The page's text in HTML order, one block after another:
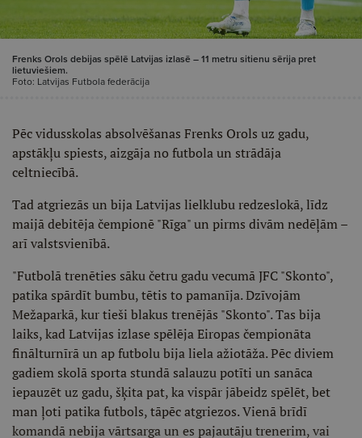
Frenks Orols debijas spēlē Latvijas izlasē – 11 metru sitienu sērija pret
lietuviešiem.
Foto: Latvijas Futbola federācija
Pēc vidusskolas absolvēšanas Frenks Orols uz gadu,
apstākļu spiests, aizgāja no futbola un strādāja
celtniecībā.
Tad atgriezās un bija Latvijas lielklubu redzeslokā, līdz
maijā debitēja čempionē "Rīga" un pirms divām nedēļām –
arī valstsvienībā.
"Futbolā trenēties sāku četru gadu vecumā JFC "Skonto",
patika spārdīt bumbu, tētis to pamanīja. Dzīvojām
Mežaparkā, kur tieši blakus trenējās "Skonto". Tas bija
laiks, kad Latvijas izlase spēlēja Eiropas čempionāta
finālturnīrā un ap futbolu bija liela ažiotāža. Pēc diviem
gadiem skolā sporta stundā salauzu potīti un sanāca
iepauzēt uz gadu, šķita pat, ka vispār jābeidz spēlēt, bet
man ļoti patika futbols, tāpēc atgriezos. Vienā brīdī
komandā nebija vārtsarga un es pajautāju trenerim, vai